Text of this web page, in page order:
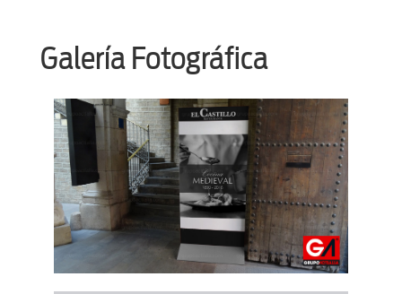
Galería Fotográfica